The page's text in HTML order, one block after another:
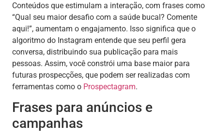
Conteúdos que estimulam a interação, com frases como
“Qual seu maior desafio com a saúde bucal? Comente
aqui!”, aumentam o engajamento. Isso significa que o
algoritmo do Instagram entende que seu perfil gera
conversa, distribuindo sua publicação para mais
pessoas. Assim, você constrói uma base maior para
futuras prospecções, que podem ser realizadas com
ferramentas como o Prospectagram.
Frases para anúncios e
campanhas